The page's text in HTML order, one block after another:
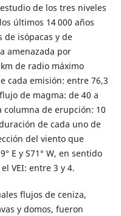
de los tres niveles
últimos 14 000 años
de isópacas y de
amenazada por
de radio máximo
cada emisión: entre 76,3
de magma: de 40 a
de erupción: 10
de cada uno de
del viento que
E y S71° W, en sentido
VEI: entre 3 y 4.
flujos de ceniza,
y domos, fueron